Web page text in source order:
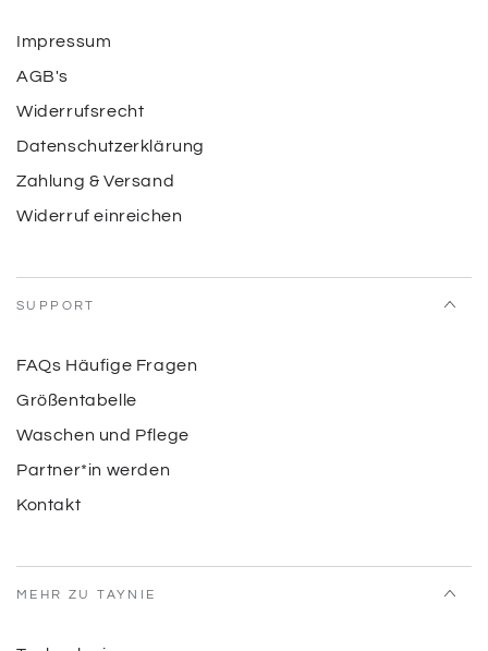
Impressum
AGB's
Widerrufsrecht
Datenschutzerklärung
Zahlung & Versand
Widerruf einreichen
SUPPORT
FAQs Häufige Fragen
Größentabelle
Waschen und Pflege
Partner*in werden
Kontakt
MEHR ZU TAYNIE